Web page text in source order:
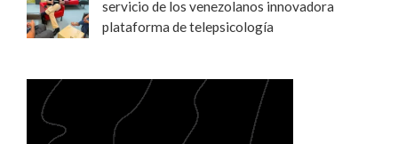
servicio de los venezolanos innovadora
plataforma de telepsicología